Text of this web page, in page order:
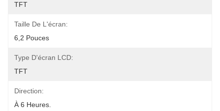
TFT
Taille De L'écran:
6,2 Pouces
Type D'écran LCD:
TFT
Direction:
À 6 Heures.